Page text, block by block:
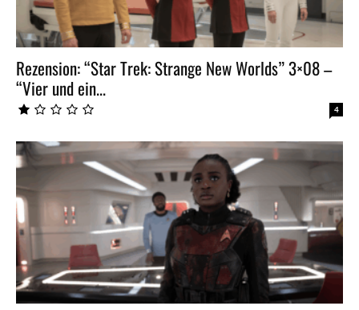
Rezension: “Star Trek: Strange New Worlds” 3×08 –
“Vier und ein...
4